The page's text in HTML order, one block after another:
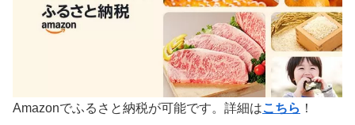
Amazonでふるさと納税が可能です。詳細はこちら ！